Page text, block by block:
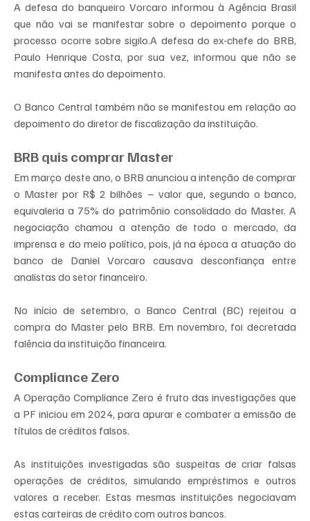
A defesa do banqueiro Vorcaro informou à Agência Brasil
que não vai se manifestar sobre o depoimento porque o
processo ocorre sobre sigilo.A defesa do ex-chefe do BRB,
Paulo Henrique Costa, por sua vez, informou que não se
manifesta antes do depoimento.
O Banco Central também não se manifestou em relação ao
depoimento do diretor de fiscalização da instituição.
BRB quis comprar Master
Em março deste ano, o BRB anunciou a intenção de comprar
o Master por R$ 2 bilhões – valor que, segundo o banco,
equivaleria a 75% do patrimônio consolidado do Master. A
negociação chamou a atenção de todo o mercado, da
imprensa e do meio político, pois, já na época a atuação do
banco de Daniel Vorcaro causava desconfiança entre
analistas do setor financeiro.
No início de setembro, o Banco Central (BC) rejeitou a
compra do Master pelo BRB. Em novembro, foi decretada
falência da instituição financeira.
Compliance Zero
A Operação Compliance Zero é fruto das investigações que
a PF iniciou em 2024, para apurar e combater a emissão de
títulos de créditos falsos.
As instituições investigadas são suspeitas de criar falsas
operações de créditos, simulando empréstimos e outros
valores a receber. Estas mesmas instituições negociavam
estas carteiras de crédito com outros bancos.